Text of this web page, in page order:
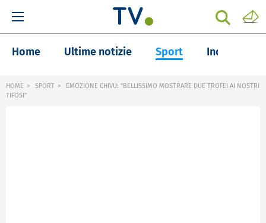
Home Ultime notizie Sport Inchieste
HOME SPORT
EMOZIONE CHIVU: "BELLISSIMO MOSTRARE DUE TROFEI AI NOSTRI
TIFOSI"